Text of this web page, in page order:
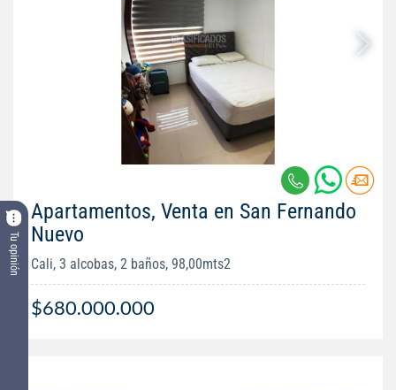
Tu opinión
Apartamentos, Venta en San Fernando
Nuevo
Cali, 3 alcobas, 2 baños, 98,00mts2
$680.000.000